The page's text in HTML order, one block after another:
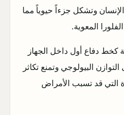
وتشكل جزءاً حيوياً مما
المعوية.
كخط دفاع أول داخل الجهاز
البيولوجي وتمنع تكاثر
التي قد تسبب الأمراض